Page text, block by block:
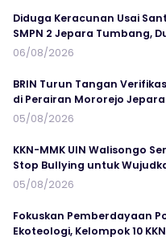
Diduga Keracunan Usai
SMPN 2 Jepara Tumbang,
06/08/2026
BRIN Turun Tangan
di Perairan Mororejo Jepara
05/08/2026
KKN-MMK UIN Walisongo
Stop Bullying untuk
05/08/2026
Fokuskan Pemberdayaan
Ekoteologi, Kelompok 10